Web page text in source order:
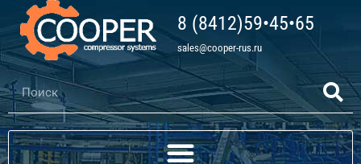
8 (8412)59•45•65
sales@cooper-rus.ru